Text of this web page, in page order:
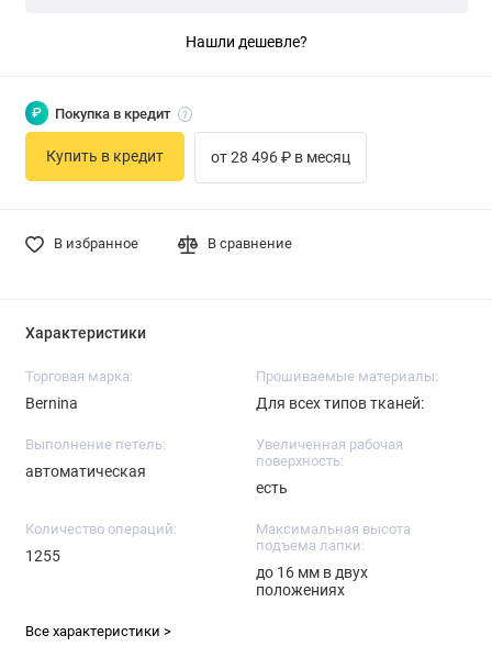
Нашли дешевле?
В избранное В сравнение
₽ Покупка в кредит
Купить в кредит от 28 496 ₽ в месяц
Характеристики
Торговая марка:
Bernina
Прошиваемые материалы:
Для всех типов тканей:
Выполнение петель:
автоматическая
Увеличенная рабочая
поверхность:
есть
Количество операций:
1255
Максимальная высота
подъема лапки:
до 16 мм в двух
положениях
Все характеристики >